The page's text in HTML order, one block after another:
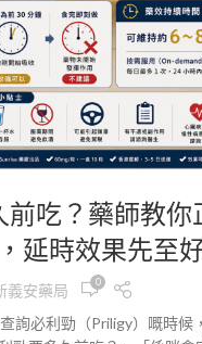
吃？藥師教你
延時效果先至
義安藥局 0
詢必利勁（Priligy）嘅時候